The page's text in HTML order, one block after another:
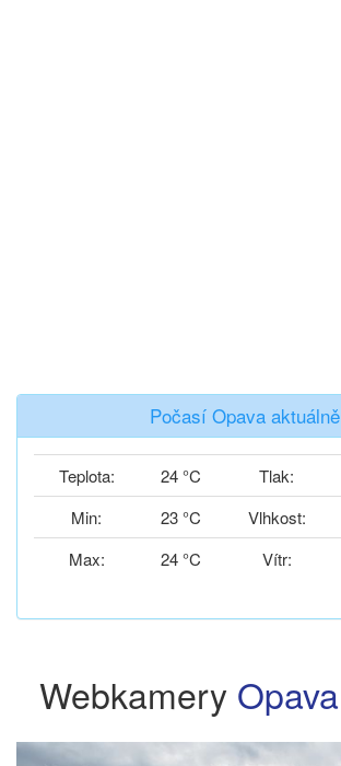
Počasí Opava aktuálně
Teplota: 24 °C Tlak:
Min:
23 °C Vlhkost:
Max:
24 °C Vítr:
Webkamery Opava